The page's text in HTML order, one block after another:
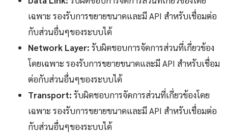
เฉพาะ รองรับการขยายขนาดและมี API สำหรับเชื่อมต่อ
กับส่วนอื่นๆของระบบได้
Network Layer: รับผิดชอบการจัดการส่วนที่เกี่ยวข้อง
โดยเฉพาะ รองรับการขยายขนาดและมี API สำหรับเชื่อม
ต่อกับส่วนอื่นๆของระบบได้
Transport: รับผิดชอบการจัดการส่วนที่เกี่ยวข้องโดย
เฉพาะ รองรับการขยายขนาดและมี API สำหรับเชื่อมต่อ
กับส่วนอื่นๆของระบบได้